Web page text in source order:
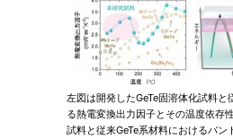
左図は開発したGeTe固溶体化試料と
る熱電変換出力因子とその温度依存
試料と従来GeTe系材料におけるバン